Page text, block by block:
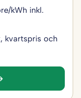
kWh inkl.
kvartspris och